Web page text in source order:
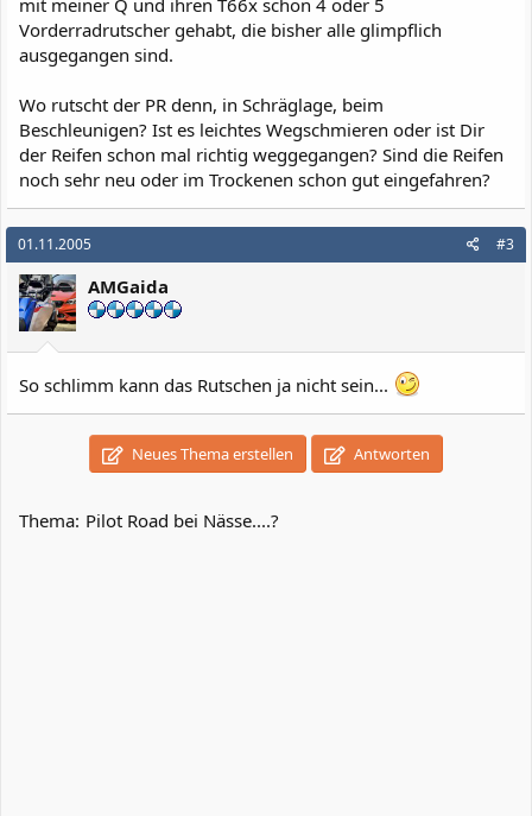
Vorderradrutscher gehabt, die bisher alle glimpflich
ausgegangen sind.
Wo rutscht der PR denn, in Schräglage, beim
Beschleunigen? Ist es leichtes Wegschmieren oder ist Dir
der Reifen schon mal richtig weggegangen? Sind die Reifen
noch sehr neu oder im Trockenen schon gut eingefahren?
01.11.2005 #3
AMGaida
So schlimm kann das Rutschen ja nicht sein...
Neues Thema erstellen Antworten
Thema: Pilot Road bei Nässe....?